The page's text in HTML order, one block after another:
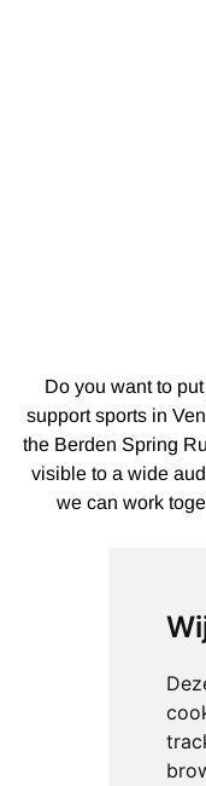
Do you want to
support sports in
the Berden Spring
visible to a wide
we can work